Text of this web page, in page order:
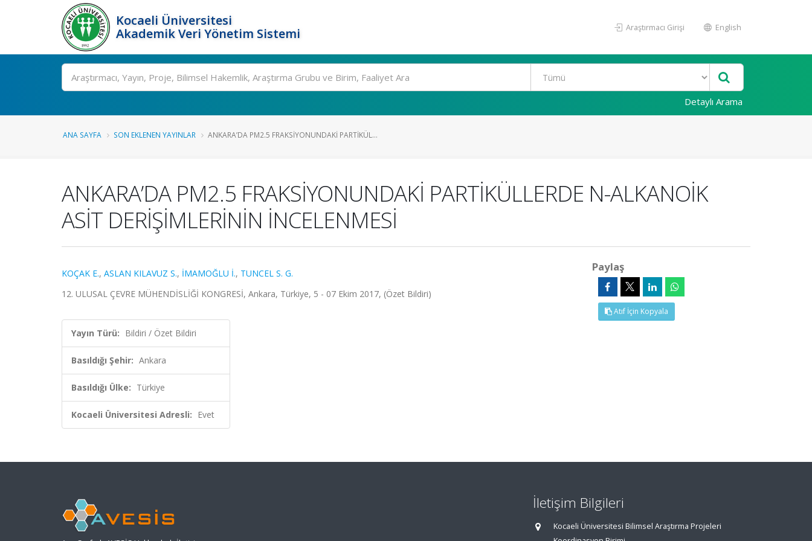
Kocaeli Üniversitesi
Akademik Veri Yönetim Sistemi
Araştırmacı Girişi English
Ara
Detaylı Arama
ANA SAYFA SON EKLENEN YAYINLAR ANKARA’DA PM2.5 FRAKSİYONUNDAKİ PARTİKÜL...
ANKARA’DA PM2.5 FRAKSİYONUNDAKİ PARTİKÜLLERDE N-ALKANOİK
ASİT DERİŞİMLERİNİN İNCELENMESİ
KOÇAK E., ASLAN KILAVUZ S., İMAMOĞLU İ., TUNCEL S. G.
12. ULUSAL ÇEVRE MÜHENDİSLİĞİ KONGRESİ, Ankara, Türkiye, 5 - 07 Ekim 2017, (Özet Bildiri)
Yayın Türü: Bildiri / Özet Bildiri
Basıldığı Şehir: Ankara
Basıldığı Ülke: Türkiye
Kocaeli Üniversitesi Adresli: Evet
Paylaş
Atıf İçin Kopyala
İletişim Bilgileri
Kocaeli Üniversitesi Bilimsel Araştırma Projeleri